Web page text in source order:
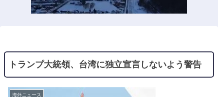
トランプ大統領、台湾に独立宣言しないよう警告
海外ニュース